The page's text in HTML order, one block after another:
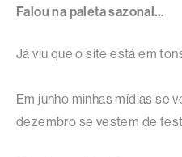
Falou na paleta sazonal…
Já viu que o site está em
Em junho minhas mídias se
dezembro se vestem de